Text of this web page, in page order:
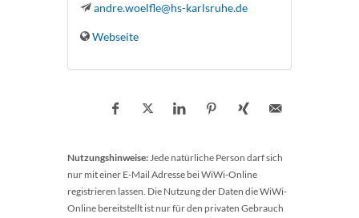
andre.woelfle@hs-karlsruhe.de
Webseite
Nutzungshinweise:Jede natürliche Person darf sich
nur mit einer E-Mail Adresse bei WiWi-Online
registrieren lassen. Die Nutzung der Daten die WiWi-
Online bereitstellt ist nur für den privaten Gebrauch